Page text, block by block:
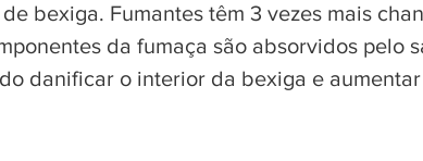
bexiga. Fumantes têm 3 vezes mais
da fumaça são absorvidos pelo
danificar o interior da bexiga e